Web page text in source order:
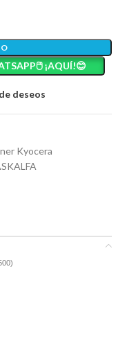
¡AQUÍ!😊
deseos
Kyocera